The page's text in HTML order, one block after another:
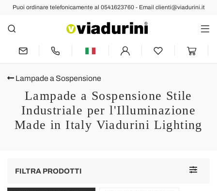
Puoi ordinare telefonicamente al 0541623760 - Email clienti@viadurini.it
Lampade a Sospensione
Lampade a Sospensione Stile
Industriale per l'Illuminazione
Made in Italy Viadurini Lighting
Toggle
FILTRA PRODOTTI